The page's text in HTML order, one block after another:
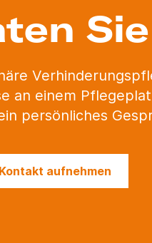
an einem
persönliches
Kontakt aufnehmen